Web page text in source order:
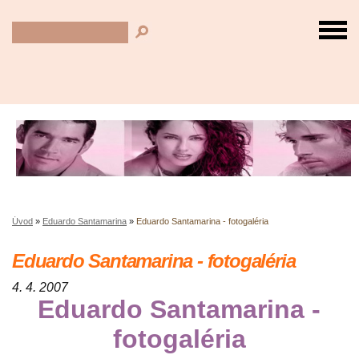
Úvod » Eduardo Santamarina » Eduardo Santamarina - fotogaléria
Eduardo Santamarina - fotogaléria
4. 4. 2007
Eduardo Santamarina -
fotogaléria